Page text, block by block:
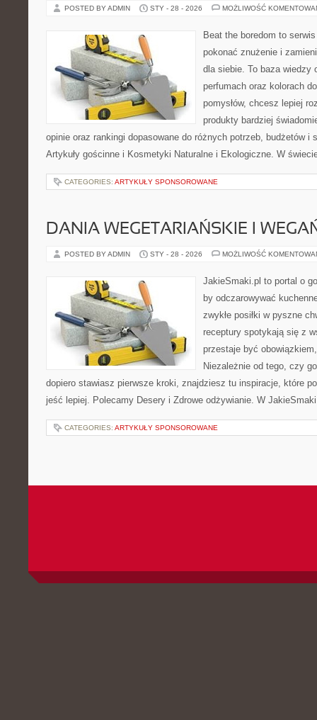
POSTED BY ADMIN STY - 28 - 2026 MOŻLIWOŚĆ
Beat the boredom to
pokonać znużenie i
dla siebie. To baza wiedzy
perfumach oraz kolorach
pomysłów, chcesz lepiej
produkty bardziej
opinie oraz rankingi dopasowane do różnych potrzeb, budżetów i
Artykuły gościnne i Kosmetyki Naturalne i Ekologiczne. W
CATEGORIES: ARTYKUŁY SPONSOROWANE
DANIA WEGETARIAŃSKIE I
POSTED BY ADMIN STY - 28 - 2026 MOŻLIWOŚĆ
JakieSmaki.pl to portal o
by odczarowywać
zwykłe posiłki w pyszne
receptury spotykają się z
przestaje być
Niezależnie od tego, czy
dopiero stawiasz pierwsze kroki, znajdziesz tu inspiracje, które
jeść lepiej. Polecamy Desery i Zdrowe odżywianie. W
CATEGORIES: ARTYKUŁY SPONSOROWANE